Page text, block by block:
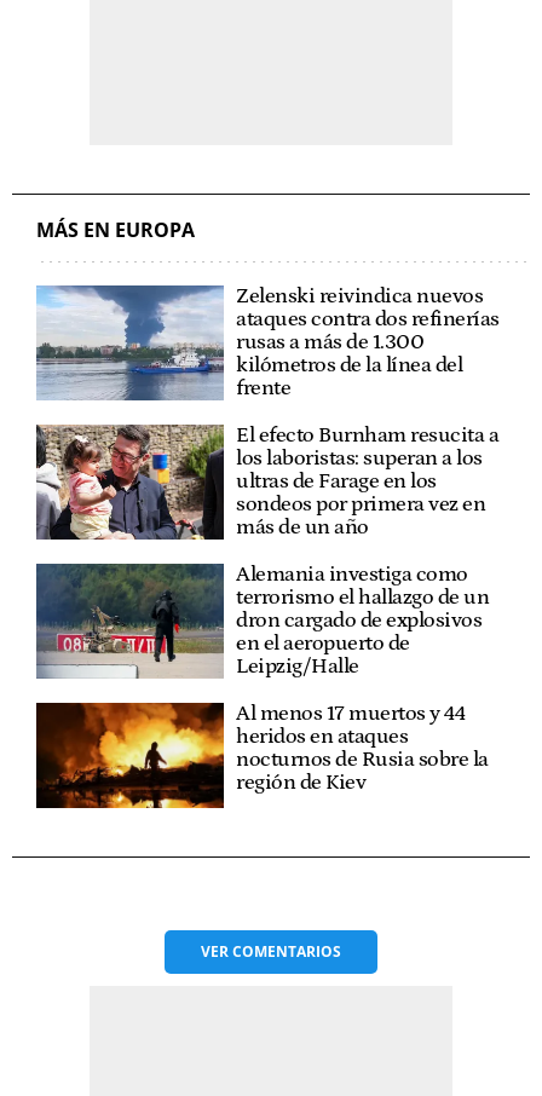
MÁS EN EUROPA
Zelenski reivindica nuevos
ataques contra dos refinerías
rusas a más de 1.300
kilómetros de la línea del
frente
El efecto Burnham resucita a
los laboristas: superan a los
ultras de Farage en los
sondeos por primera vez en
más de un año
Alemania investiga como
terrorismo el hallazgo de un
dron cargado de explosivos
en el aeropuerto de
Leipzig/Halle
Al menos 17 muertos y 44
heridos en ataques
nocturnos de Rusia sobre la
región de Kiev
VERCOMENTARIOS